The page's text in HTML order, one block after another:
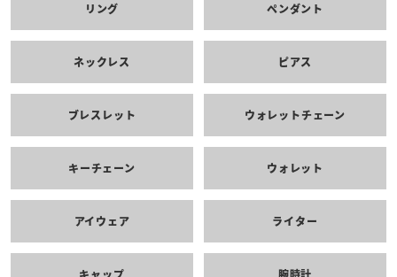
リング ペンダント
ネックレス ピアス
ブレスレット ウォレットチェーン
キーチェーン ウォレット
アイウェア ライター
キャップ 腕時計